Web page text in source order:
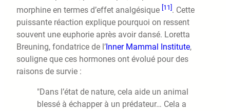
morphine en termes d’effet analgésique [11] . Cette
puissante réaction explique pourquoi on ressent
souvent une euphorie après avoir dansé. Loretta
Breuning, fondatrice de l’Inner Mammal Institute,
souligne que ces hormones ont évolué pour des
raisons de survie :
"Dans l’état de nature, cela aide un animal
blessé à échapper à un prédateur… Cela a